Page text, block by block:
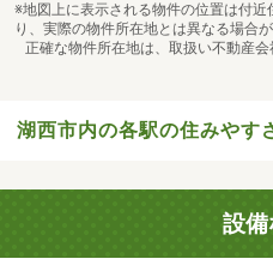
※地図上に表示される物件の位置は付
り、実際の物件所在地とは異なる場合が
正確な物件所在地は、取扱い不動産会
湖西市内の各駅の住みやす
設